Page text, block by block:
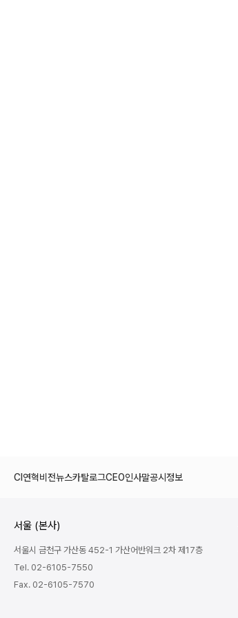
CI연혁비전뉴스카탈로그CEO인사말공시정보
서울 (본사)
서울시 금천구 가산동 452-1 가산어반워크 2차 제17층
Tel. 02-6105-7550
Fax. 02-6105-7570